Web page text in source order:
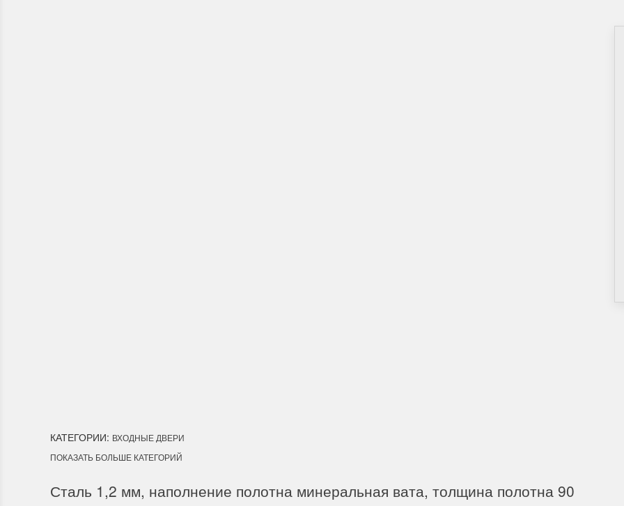
КАТЕГОРИИ: ВХОДНЫЕ ДВЕРИ
ПОКАЗАТЬ БОЛЬШЕ КАТЕГОРИЙ
Сталь 1,2 мм, наполнение полотна минеральная вата, толщина полотна 90